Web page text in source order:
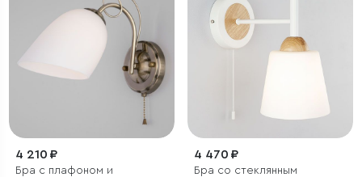
4 210 ₽
Бра с плафоном и
4 470 ₽
Бра со стеклянным